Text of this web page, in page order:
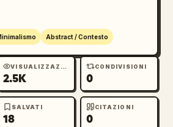
Abstract / Contesto
VISUALIZZAZIONI
2.5K
CONDIVISIONI
0
SALVATI
18
CITAZIONI
0